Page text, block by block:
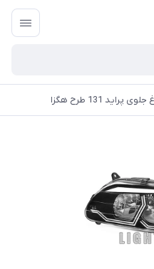
پراید 131 طرح هگزا